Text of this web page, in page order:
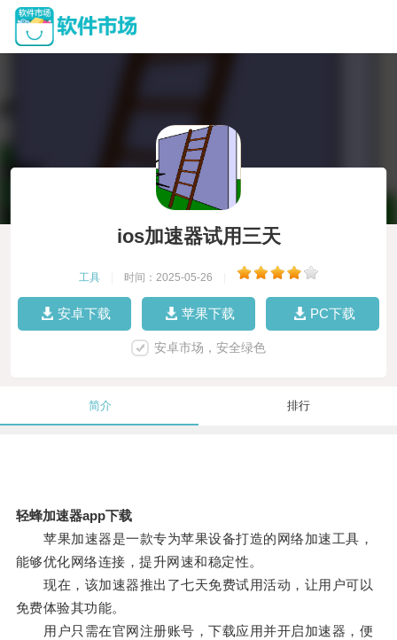
ios加速器试用三天
工具 时间：2025-05-26
安卓下载 苹果下载 PC下载
安卓市场，安全绿色
简介 排行
轻蜂加速器app下载
苹果加速器是一款专为苹果设备打造的网络加速工具，
能够优化网络连接，提升网速和稳定性。
现在，该加速器推出了七天免费试用活动，让用户可以
免费体验其功能。
用户只需在官网注册账号，下载应用并开启加速器，便